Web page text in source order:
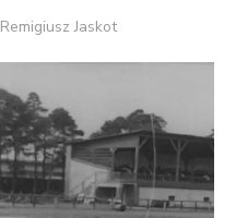
Author
Remigiusz Jaskot